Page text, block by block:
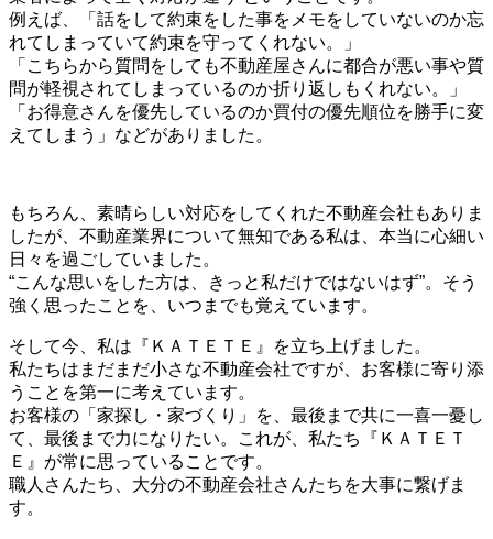
例えば、「話をして約束をした事をメモをしていないのか忘
れてしまっていて約束を守ってくれない。」
「こちらから質問をしても不動産屋さんに都合が悪い事や質
問が軽視されてしまっているのか折り返しもくれない。」
「お得意さんを優先しているのか買付の優先順位を勝手に変
えてしまう」などがありました。
もちろん、素晴らしい対応をしてくれた不動産会社もありま
したが、不動産業界について無知である私は、本当に心細い
日々を過ごしていました。
“こんな思いをした方は、きっと私だけではないはず”。そう
強く思ったことを、いつまでも覚えています。
そして今、私は『ＫＡＴＥＴＥ』を立ち上げました。
私たちはまだまだ小さな不動産会社ですが、お客様に寄り添
うことを第一に考えています。
お客様の「家探し・家づくり」を、最後まで共に一喜一憂し
て、最後まで力になりたい。これが、私たち『ＫＡＴＥＴ
Ｅ』が常に思っていることです。
職人さんたち、大分の不動産会社さんたちを大事に繋げま
す。